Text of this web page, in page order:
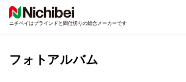
ニチベイはブラインドと間仕切りの総合メーカーです
フォトアルバム